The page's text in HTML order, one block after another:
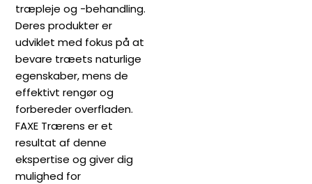
træpleje og -behandling.
Deres produkter er
udviklet med fokus på at
bevare træets naturlige
egenskaber, mens de
effektivt rengør og
forbereder overfladen.
FAXE Trærens er et
resultat af denne
ekspertise og giver dig
mulighed for